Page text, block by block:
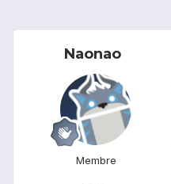
Naonao
Membre